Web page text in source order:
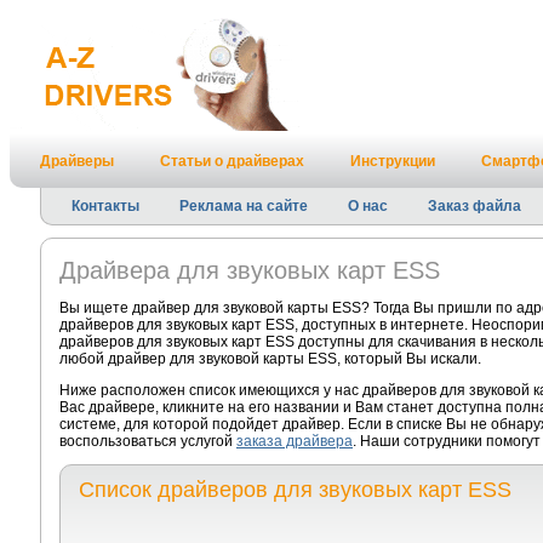
Драйверы Статьи о драйверах Инструкции
Контакты Реклама на сайте О нас Заказ файла
Драйвера для звуковых карт ESS
Вы ищете драйвер для звуковой карты ESS? Тогда Вы пришли по
драйверов для звуковых карт ESS, доступных в интернете.
драйверов для звуковых карт ESS доступны для скачивания в
любой драйвер для звуковой карты ESS, который Вы искали.
Ниже расположен список имеющихся у нас драйверов для звуковой
Вас драйвере, кликните на его названии и Вам станет доступна
системе, для которой подойдет драйвер. Если в списке Вы не
воспользоваться услугой заказа драйвера. Наши сотрудники
Список драйверов для звуковых карт ESS